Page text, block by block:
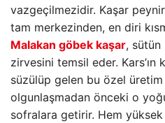
vazgeçilmezidir. Kaşar
tam merkezinden, en diri
Malakan göbek kaşar, sütün
zirvesini temsil eder. Kars’ın
süzülüp gelen bu özel
olgunlaşmadan önceki o
sofralara getirir. Hem